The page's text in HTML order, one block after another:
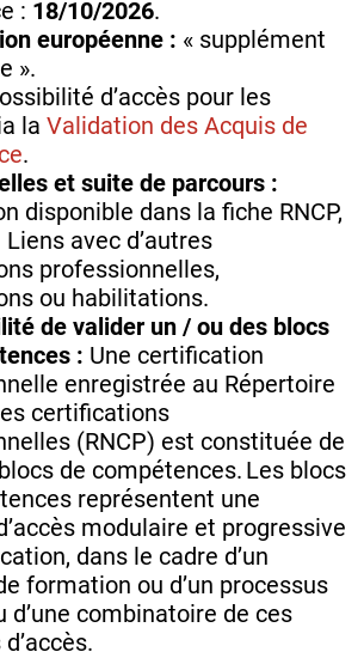
: 18/10/2026.
européenne : « supplément
».
d’accès pour les
la Validation des Acquis de
.
et suite de parcours :
disponible dans la fiche RNCP,
avec d’autres
professionnelles,
ou habilitations.
de valider un / ou des blocs
: Une certification
enregistrée au Répertoire
certifications
(RNCP) est constituée de
de compétences. Les blocs
représentent une
modulaire et progressive
dans le cadre d’un
formation ou d’un processus
d’une combinatoire de ces